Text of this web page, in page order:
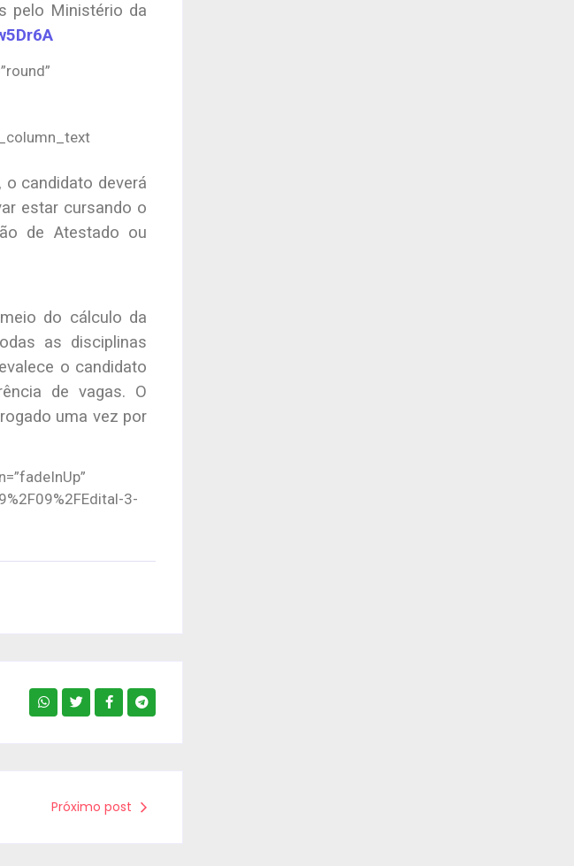
pelo Ministério da
candidato deverá
estar cursando o
de Atestado ou
do cálculo da
as disciplinas
o candidato
de vagas. O
uma vez por
3-
Próximo post